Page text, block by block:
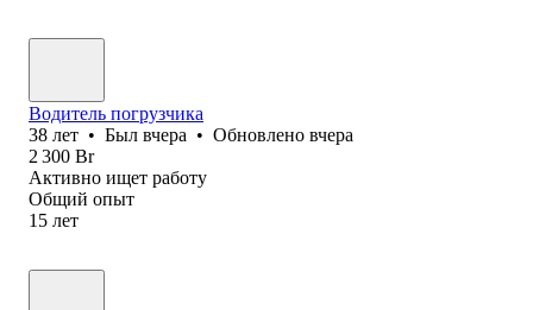
Водитель погрузчика
38 лет • Был вчера • Обновлено вчера
2 300 Br
Активно ищет работу
Общий опыт
15 лет